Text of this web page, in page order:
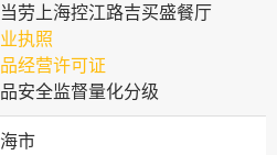
劳上海控江路吉买盛餐厅
执照
经营许可证
安全监督量化分级
市